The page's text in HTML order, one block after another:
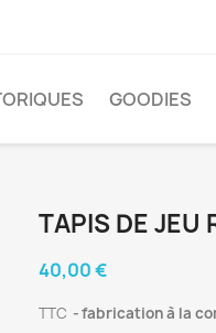
GOODIES
TAPIS DE JEU
40,00 €
TTC fabrication à la